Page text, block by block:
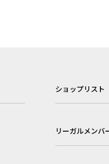
ショップリスト
リーガルメンバ